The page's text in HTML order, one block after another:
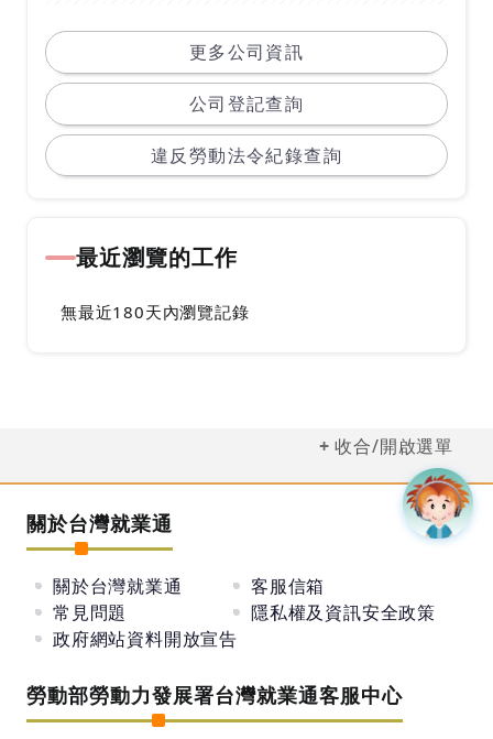
更多公司資訊
公司登記查詢
違反勞動法令紀錄查詢
最近瀏覽的工作
無最近180天內瀏覽記錄
收合/開啟選單
關於台灣就業通
關於台灣就業通
客服信箱
常見問題
隱私權及資訊安全政策
政府網站資料開放宣告
勞動部勞動力發展署台灣就業通客服中心